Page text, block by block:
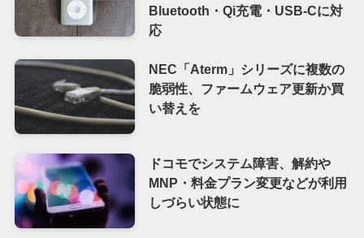
Bluetooth・Qi充電・USB-Cに対
応
NEC「Aterm」シリーズに複数の
脆弱性、ファームウェア更新か買
い替えを
ドコモでシステム障害、解約や
MNP・料金プラン変更などが利用
しづらい状態に